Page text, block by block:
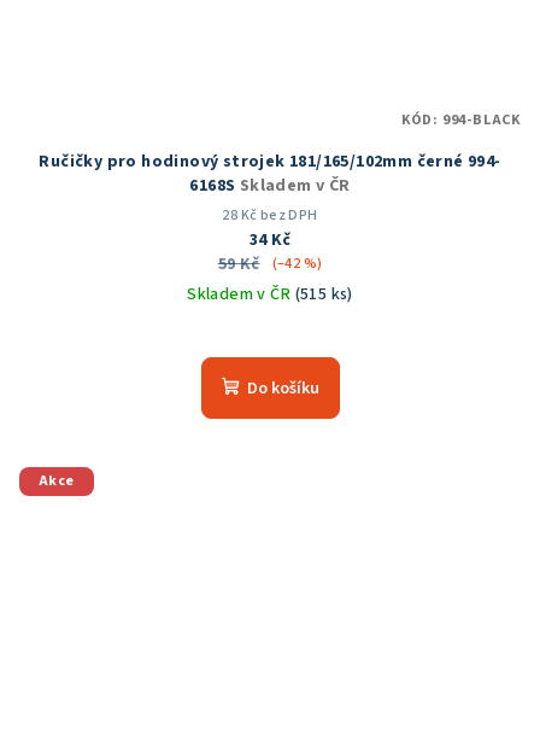
Ručičky pro hodinový strojek 181/165/102mm černé 994-
6168S Skladem v ČR
28 Kč bez DPH
34 Kč
59 Kč
(–42 %)
Skladem v ČR (515 ks)
hodnocení
produktu
Do košíku
KÓD: 994-BLACK
Akce